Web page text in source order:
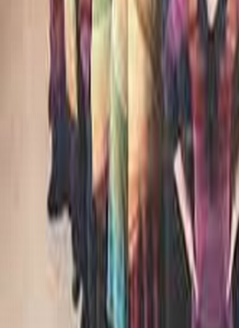
SONČNE URE / SUNDIALS
FOTOGRAFIJE